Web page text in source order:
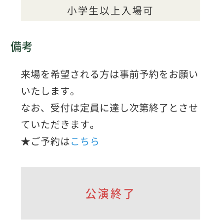
小学生以上入場可
備考
来場を希望される方は事前予約をお願い
いたします。
なお、受付は定員に達し次第終了とさせ
ていただきます。
★ご予約はこちら
公演終了